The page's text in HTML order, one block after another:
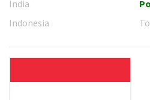
India
Indonesia